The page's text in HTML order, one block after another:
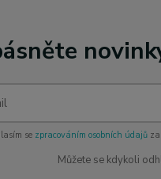
se zpracováním osobních údajů
Můžete se kdykoli